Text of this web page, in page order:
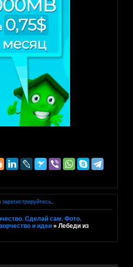
зарегистрируйтесь.
Сделай сам. Фото.
и идеи »Лебеди из